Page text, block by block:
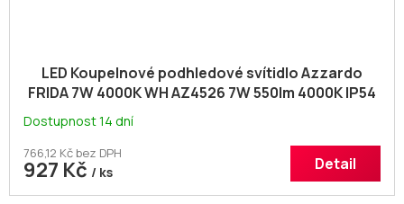
LED Koupelnové podhledové svítidlo Azzardo
FRIDA 7W 4000K WH AZ4526 7W 550lm 4000K IP54
Dostupnost 14 dní
766,12 Kč bez DPH
927 Kč / ks Detail